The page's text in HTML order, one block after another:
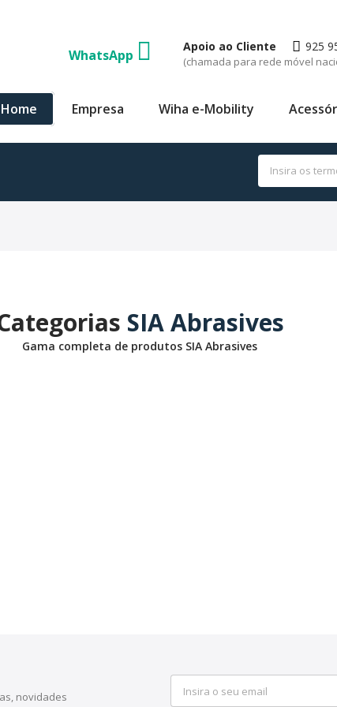
WhatsApp
Apoio ao Cliente 925
(chamada para rede móvel
Home Empresa Wiha e-Mobility
SIA Abrasives
Gama completa de produtos SIA Abrasives
novidades